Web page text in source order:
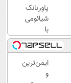
پاوربانک
شیائومی
با
تخفیف
ویژه به
مدت
محدود
ایمن‌ترین
و